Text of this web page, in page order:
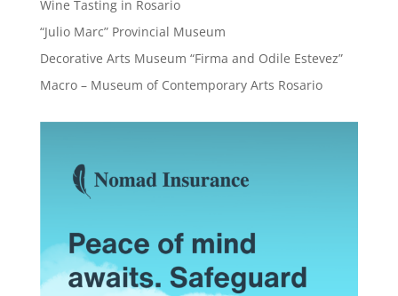
Wine Tasting in Rosario
“Julio Marc” Provincial Museum
Decorative Arts Museum “Firma and Odile Estevez”
Macro – Museum of Contemporary Arts Rosario